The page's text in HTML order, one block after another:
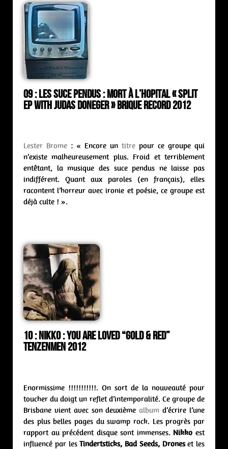
09 : Les Suce Pendus : mort à l’hopital « split
ep with Judas Doneger » Brique Record 2012
Lester Brome : « Encore un titre pour ce groupe qui
n’existe malheureusement plus. Froid et terriblement
entêtant, la musique des suce pendus ne laisse pas
indifférent. Quant aux paroles (en français), elles
racontent l’horreur avec ironie et poésie, ce groupe est
déjà culte ! ».
10 :Nikko : you are loved “Gold & Red”
Tenzenmen 2012
Enormissime !!!!!!!!!!!. On sort de la nouveauté pour
toucher du doigt un reflet d’intemporalité. Ce groupe de
Brisbane vient avec son deuxièmealbum d’écrire l’une
des plus belles pages du swamp rock. Les progrès par
rapport au précédent disque sont immenses. Nikko est
influencé par lesTindertsticks, Bad Seeds, Droneset les